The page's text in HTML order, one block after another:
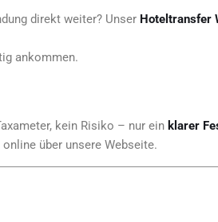
direkt weiter? Unser Hoteltransfer
ankommen.
kein Risiko – nur ein klarer
über unsere Webseite.